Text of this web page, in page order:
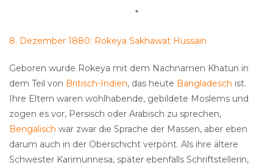
*
8. Dezember 1880: Rokeya Sakhawat Hussain
Geboren wurde Rokeya mit dem Nachnamen Khatun in
dem Teil von Britisch-Indien, das heute Bangladesch ist.
Ihre Eltern waren wohlhabende, gebildete Moslems und
zogen es vor, Persisch oder Arabisch zu sprechen,
Bengalisch war zwar die Sprache der Massen, aber eben
darum auch in der Oberschicht verpönt. Als ihre ältere
Schwester Karimunnesa, später ebenfalls Schriftstellerin,